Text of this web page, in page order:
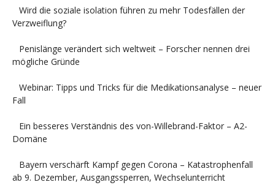
Wird die soziale isolation führen zu mehr Todesfällen der
Verzweiflung?
Penislänge verändert sich weltweit – Forscher nennen drei
mögliche Gründe
Webinar: Tipps und Tricks für die Medikationsanalyse – neuer
Fall
Ein besseres Verständnis des von-Willebrand-Faktor – A2-
Domäne
Bayern verschärft Kampf gegen Corona – Katastrophenfall
ab 9. Dezember, Ausgangssperren, Wechselunterricht